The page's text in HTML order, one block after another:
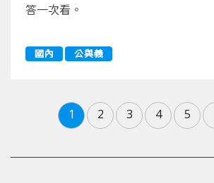
答一次看。
國內 公與義
1 2 3 4 5